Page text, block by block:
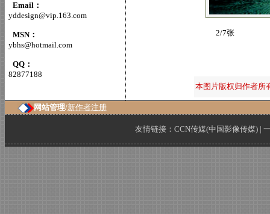
Email：
yddesign@vip.163.com
MSN：
ybhs@hotmail.com
QQ：
82877188
2/7张
本图片版权归作者所
网站管理/新作者注册
友情链接： CCN传媒(中国影像传媒) |